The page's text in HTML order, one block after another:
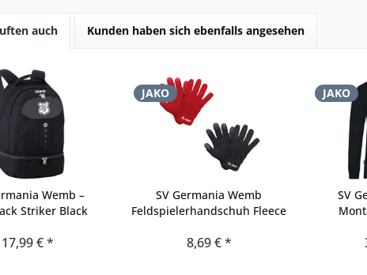
auch Kunden haben sich ebenfalls angesehen
Wemb –
Striker Black
17,99 € *
JAKO
SV Germania Wemb
Feldspielerhandschuh Fleece
8,69 € *
JAKO
SV